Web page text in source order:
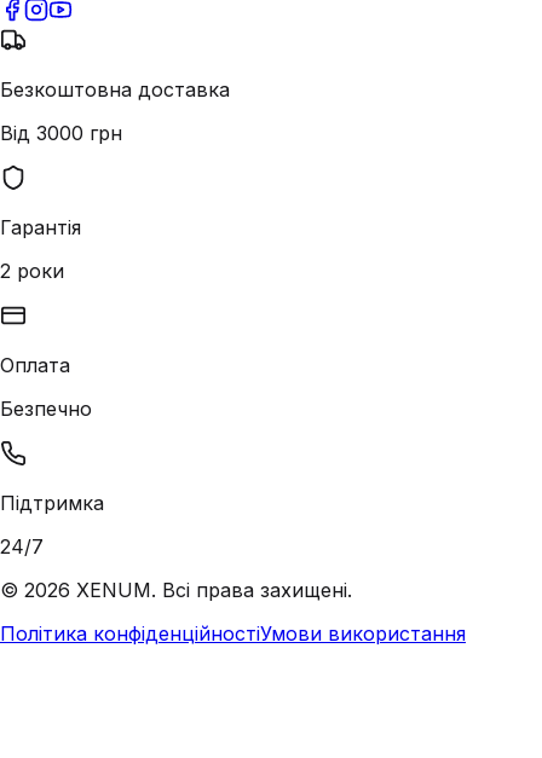
Безкоштовна доставка
Від 3000 грн
Гарантія
2 роки
Оплата
Безпечно
Підтримка
24/7
© 2026 XENUM. Всі права захищені.
Політика конфіденційностіУмови використання